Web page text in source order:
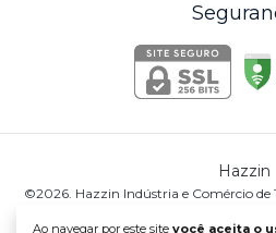
Ao navegar por este site você aceita o
Hazzin
©2026. Hazzin Indústria e Comércio de